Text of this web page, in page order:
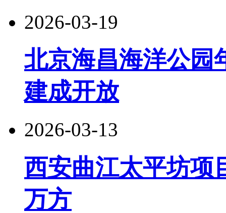
2026-03-19
北京海昌海洋公园
建成开放
2026-03-13
西安曲江太平坊项
万方